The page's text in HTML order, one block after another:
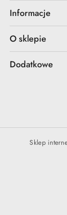
Informacje
O sklepie
Dodatkowe
Sklep